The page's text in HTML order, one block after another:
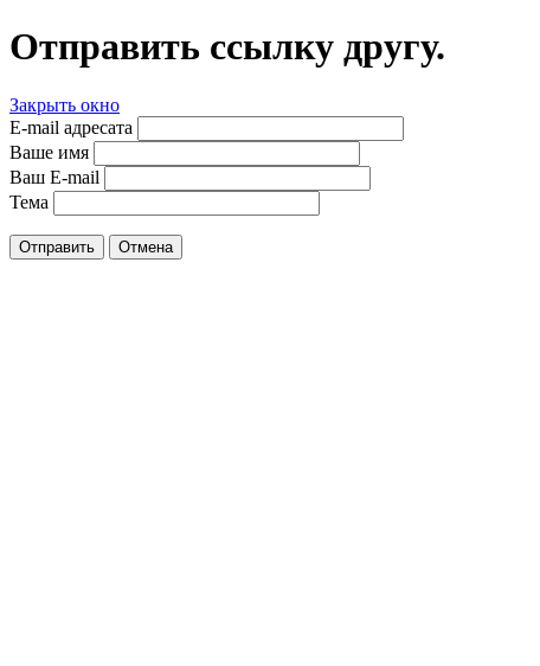
Отправить ссылку другу.
Закрыть окно
E-mail адресата
Ваше имя
Ваш E-mail
Тема
Отправить Отмена